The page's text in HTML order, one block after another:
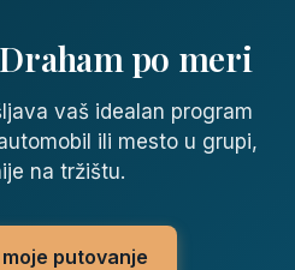
po meri
vaš idealan program
ili mesto u grupi,
na tržištu.
putovanje